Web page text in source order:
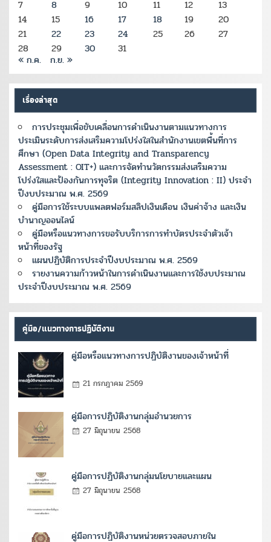
7 8 9 10 11 12
13
14
15 16 17 18 19
20
21
22 23 24 25 26
27
28
29 30 31
« ก.ค. ก.ย. »
เรื่องล่าสุด
การประชุมเพื่อขับเคลื่อนการดำเนินงานตามแนวทางการ
ประเมินระดับการส่งเสริมความโปร่งใสในสำนักงานเขตพื้นที่การ
ศึกษา (Open Data Integrity and Transparency
Assessment : OIT+) และการจัดทำนวัตกรรมส่งเสริมความ
โปร่งใสและป้องกันการทุจริต (Integrity Innovation : II) ประจำ
ปีงบประมาณ พ.ศ. 2569
คู่มือการใช้ระบบแพลตฟอร์มสลิปเงินเดือน เงินค่าจ้าง และเงิน
บำนาญออนไลน์
คู่มือหรือแนวทางการขอรับบริการการทำบัตรประจำตัวเจ้า
หน้าที่ของรัฐ
แผนปฏิบัติการประจำปีงบประมาณ พ.ศ. 2569
รายงานความก้าวหน้าในการดำเนินงานและการใช้งบประมาณ
ประจำปีงบประมาณ พ.ศ. 2569
คู่มือ/แนวทางการปฏิบัติงาน
คู่มือหรือแนวทางการปฏิบัติงานของเจ้าหน้าที่
21 กรกฎาคม 2569
คู่มือการปฏิบัติงานกลุ่มอำนวยการ
27 มิถุนายน 2568
คู่มือการปฏิบัติงานกลุ่มนโยบายและแผน
27 มิถุนายน 2568
คู่มือการปฏิบัติงานหน่วยตรวจสอบภายใน